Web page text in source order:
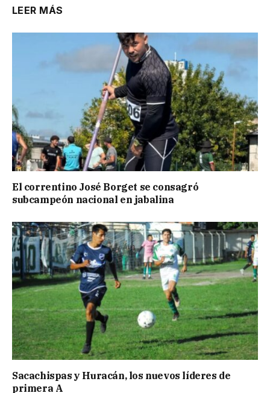
LEER MÁS
El correntino José Borget se consagró
subcampeón nacional en jabalina
Sacachispas y Huracán, los nuevos líderes de
primera A